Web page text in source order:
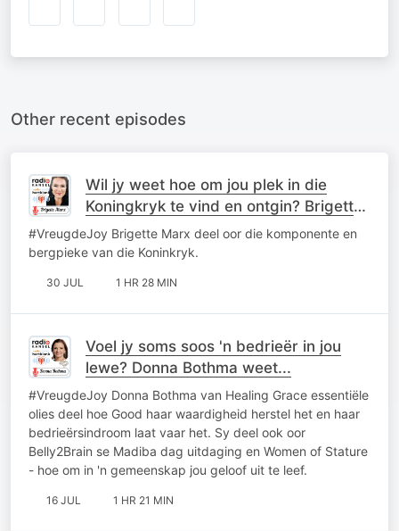
Other recent episodes
Wil jy weet hoe om jou plek in die
Koningkryk te vind en ontgin? Brigette
Marx deel oor haar roeping.
#VreugdeJoy Brigette Marx deel oor die komponente en
bergpieke van die Koninkryk.
30 JUL 1 HR 28 MIN
Voel jy soms soos 'n bedrieër in jou
lewe? Donna Bothma weet...
#VreugdeJoy Donna Bothma van Healing Grace essentiële
olies deel hoe Good haar waardigheid herstel het en haar
bedrieërsindroom laat vaar het. Sy deel ook oor
Belly2Brain se Madiba dag uitdaging en Women of Stature
- hoe om in 'n gemeenskap jou geloof uit te leef.
16 JUL 1 HR 21 MIN